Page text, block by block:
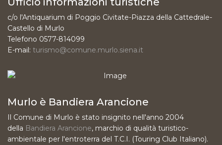
c/o l'Antiquarium di Poggio Civitate-Piazza della Cattedrale-
Castello di Murlo
Telefono 0577-814099
E-mail: turismo@comune.murlo.siena.it
Murlo è Bandiera Arancione
Il Comune di Murlo è stato insignito nell'anno 2004
della Bandiera Arancione, marchio di qualità turistico-
ambientale per l'entroterra del T.C.I. (Touring Club Italiano).